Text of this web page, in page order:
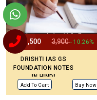
3,500 3,900- 10.26%
DRISHTI IAS GS
FOUNDATION NOTES
IN HINDI
Add To Cart Buy Now